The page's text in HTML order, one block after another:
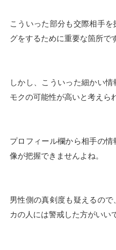
こういった部分も交際相手
グをするために重要な箇所で
しかし、こういった細かい
モクの可能性が高いと考えら
プロフィール欄から相手の
像が把握できませんよね。
男性側の真剣度も疑えるの
カの人には警戒した方がいい